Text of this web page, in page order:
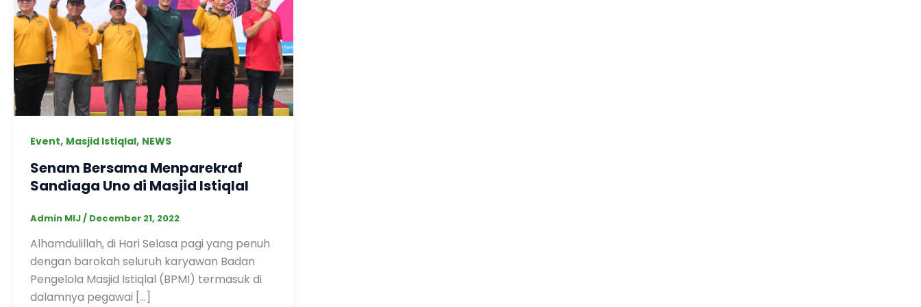
Event, Masjid Istiqlal, NEWS
Senam Bersama Menparekraf
Sandiaga Uno di Masjid Istiqlal
Admin MIJ/ December 21, 2022
Alhamdulillah, di Hari Selasa pagi yang penuh
dengan barokah seluruh karyawan Badan
Pengelola Masjid Istiqlal (BPMI) termasuk di
dalamnya pegawai […]